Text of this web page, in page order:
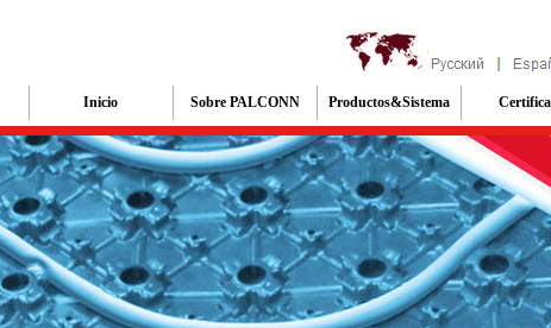
Inicio Sobre PALCONN Productos&Sistema